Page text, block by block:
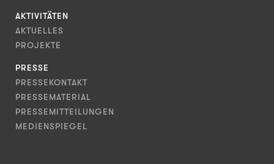
AKTIVITÄTEN
AKTUELLES
PROJEKTE
PRESSE
PRESSEKONTAKT
PRESSEMATERIAL
PRESSEMITTEILUNGEN
MEDIENSPIEGEL